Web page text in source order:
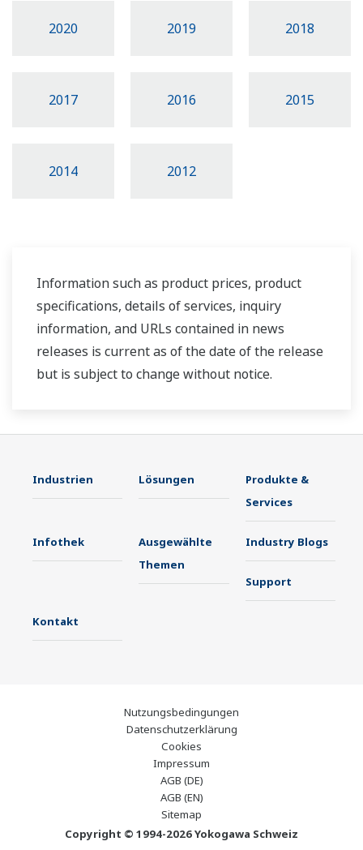
2020 2019 2018
2017 2016 2015
2014 2012
Information such as product prices, product
specifications, details of services, inquiry
information, and URLs contained in news
releases is current as of the date of the release
but is subject to change without notice.
Industrien Lösungen
Produkte &
Services
Infothek
Ausgewählte
Themen
Industry Blogs
Support
Kontakt
Nutzungsbedingungen
Datenschutzerklärung
Cookies
Impressum
AGB (DE)
AGB (EN)
Sitemap
Copyright © 1994-2026 Yokogawa Schweiz